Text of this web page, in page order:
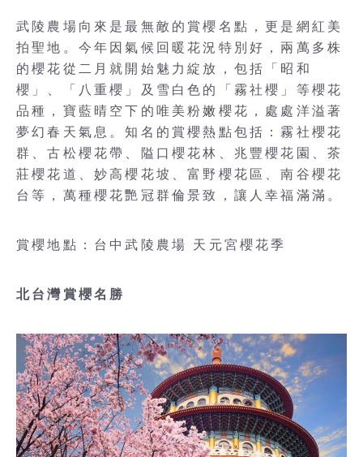
武陵農場向來是最無敵的賞櫻名點，更是網紅美
拍聖地。今年因氣候回暖花況特別好，兩萬多株
的櫻花從二月就開始魅力綻放，包括「昭和
櫻」、「八重櫻」及雪白色的「霧社櫻」等櫻花
品種，寶藍晴空下的唯美粉嫩櫻花，處處洋溢著
夢幻春天氣息。知名的賞櫻熱點包括：霧社櫻花
群、古松櫻花帶、隘口櫻花林、兆豐櫻花園、茶
莊櫻花道、妙高櫻花坡、富野櫻花區、南谷櫻花
台等，萬種櫻花艷冠群倫景致，讓人幸福滿滿。
賞櫻地點：台中武陵農場 天元宮櫻花季
北台灣賞櫻名勝